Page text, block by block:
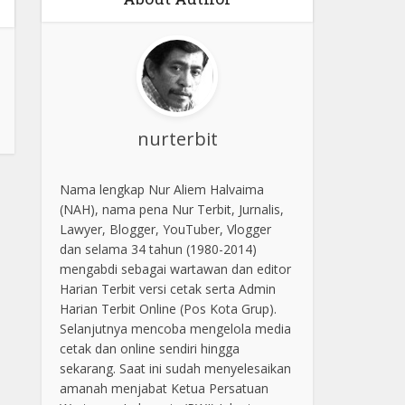
nurterbit
Nama lengkap Nur Aliem Halvaima
(NAH), nama pena Nur Terbit, Jurnalis,
Lawyer, Blogger, YouTuber, Vlogger
dan selama 34 tahun (1980-2014)
mengabdi sebagai wartawan dan editor
Harian Terbit versi cetak serta Admin
Harian Terbit Online (Pos Kota Grup).
Selanjutnya mencoba mengelola media
cetak dan online sendiri hingga
sekarang. Saat ini sudah menyelesaikan
amanah menjabat Ketua Persatuan